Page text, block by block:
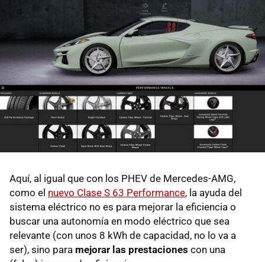
Aquí, al igual que con los PHEV de Mercedes-AMG,
como el nuevo Clase S 63 Performance, la ayuda del
sistema eléctrico no es para mejorar la eficiencia o
buscar una autonomía en modo eléctrico que sea
relevante (con unos 8 kWh de capacidad, no lo va a
ser), sino para mejorar las prestaciones con una